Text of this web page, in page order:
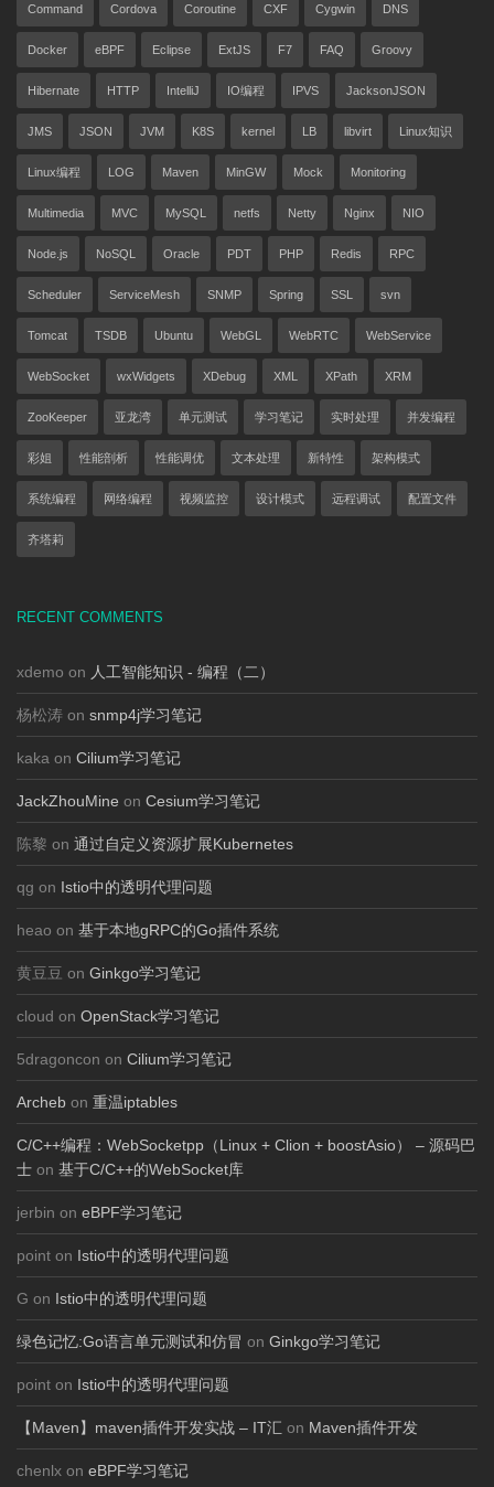
Command Cordova Coroutine CXF Cygwin DNS
Docker eBPF Eclipse ExtJS F7 FAQ Groovy
Hibernate HTTP IntelliJ IO编程 IPVS JacksonJSON
JMS JSON JVM K8S kernel LB libvirt Linux知识
Linux编程 LOG Maven MinGW Mock Monitoring
Multimedia MVC MySQL netfs Netty Nginx NIO
Node.js NoSQL Oracle PDT PHP Redis RPC
Scheduler ServiceMesh SNMP Spring SSL svn
Tomcat TSDB Ubuntu WebGL WebRTC WebService
WebSocket wxWidgets XDebug XML XPath XRM
ZooKeeper 亚龙湾 单元测试 学习笔记 实时处理 并发编程
彩姐 性能剖析 性能调优 文本处理 新特性 架构模式
系统编程 网络编程 视频监控 设计模式 远程调试 配置文件
齐塔莉
RECENT COMMENTS
xdemo on 人工智能知识 - 编程（二）
杨松涛 on snmp4j学习笔记
kaka on Cilium学习笔记
JackZhouMine on Cesium学习笔记
陈黎 on 通过自定义资源扩展Kubernetes
qg on Istio中的透明代理问题
heao on 基于本地gRPC的Go插件系统
黄豆豆 on Ginkgo学习笔记
cloud on OpenStack学习笔记
5dragoncon on Cilium学习笔记
Archeb on 重温iptables
C/C++编程：WebSocketpp（Linux + Clion + boostAsio） – 源码巴
士 on 基于C/C++的WebSocket库
jerbin on eBPF学习笔记
point on Istio中的透明代理问题
G on Istio中的透明代理问题
绿色记忆:Go语言单元测试和仿冒 on Ginkgo学习笔记
point on Istio中的透明代理问题
【Maven】maven插件开发实战 – IT汇 on Maven插件开发
chenlx on eBPF学习笔记